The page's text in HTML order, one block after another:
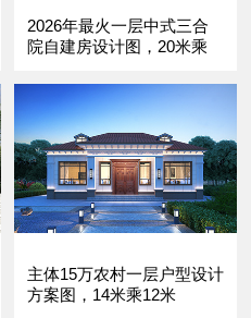
2026年最火一层中式三合
院自建房设计图，20米乘
主体15万农村一层户型设计
方案图，14米乘12米